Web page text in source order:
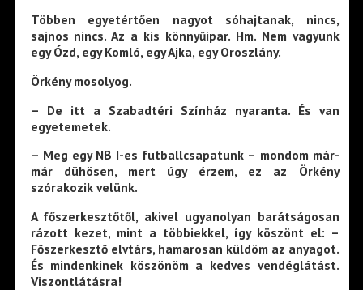
Többen egyetértően nagyot sóhajtanak, nincs,
sajnos nincs. Az a kis könnyűipar. Hm. Nem vagyunk
egy Ózd, egy Komló, egy Ajka, egy Oroszlány.
Örkény mosolyog.
– De itt a Szabadtéri Színház nyaranta. És van
egyetemetek.
– Meg egy NB I-es futballcsapatunk – mondom már-
már dühösen, mert úgy érzem, ez az Örkény
szórakozik velünk.
A főszerkesztőtől, akivel ugyanolyan barátságosan
rázott kezet, mint a többiekkel, így köszönt el: –
Főszerkesztő elvtárs, hamarosan küldöm az anyagot.
És mindenkinek köszönöm a kedves vendéglátást.
Viszontlátásra!